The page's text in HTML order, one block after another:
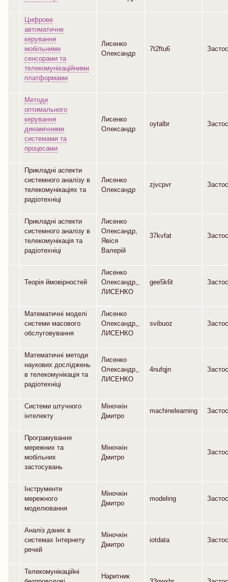
Цифрове
автоматичне
керування
мобільними
сенсорами та
телекомунікаційними
платформами
Лисенко
Олександр
7t2ftu6
Методи
оптимального
керування
динамічними
системами та
процесами
Лисенко
Олександр
oytalbr
Прикладні аспекти
системного аналізу в
телекомунікаціях та
радіотехніці
Лисенко
Олександр
zjvcpvr
Прикладні аспекти
системного аналізу в
телекомунікація та
радіотехніці
Лисенко
Олександр,
Явіся
Валерій
37kvfat
Теорія ймовірностей
Лисенко
Олександр,,
ЛИСЕНКО
gee5k6t
Математичні моделі
системи масового
обслуговування
Лисенко
Олександр,,
ЛИСЕНКО
svibuoz
Математичні методи
наукових досліджень
в телекомунікація та
радіотехніці
Лисенко
Олександр,,
ЛИСЕНКО
4nufqjn
Системи штучного
інтелекту
Міночкін
Дмитро
machinelearning
Програмування
мережних та
мобільних
застосувань
Міночкін
Дмитро
Інструменти
мережного
моделювання
Міночкін
Дмитро
modeling
Аналіз даних в
системах Інтернету
речей
Міночкін
Дмитро
iotdata
Телекомунікаційні
Наритник